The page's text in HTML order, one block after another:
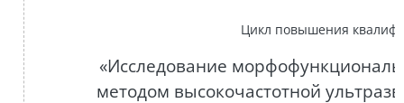
Цикл повышения
«Исследование
методом высокочастотной